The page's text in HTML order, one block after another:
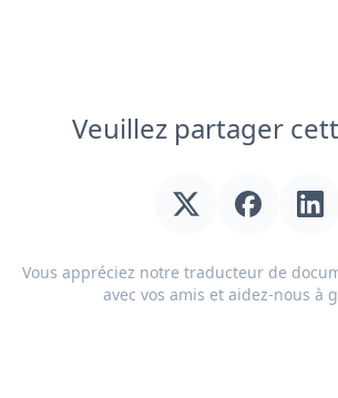
Veuillez partager
Vous appréciez notre traducteur de
avec vos amis et aidez-nous à